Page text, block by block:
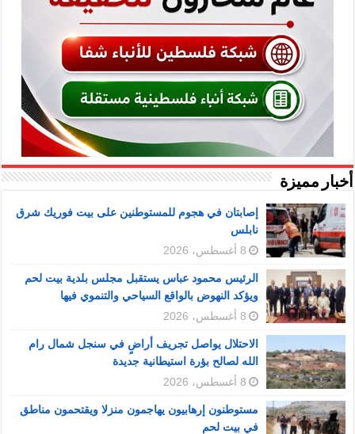
أخبار مميزة
إصابتان في هجوم للمستوطنين على بيت فوريك شرق
نابلس
8 أغسطس، 2026
الرئيس محمود عباس يستقبل مجلس بلدية بيت لحم
ويؤكد النهوض بالواقع السياحي والتنموي فيها
8 أغسطس، 2026
الاحتلال يواصل تجريف أراضٍ في سنجل شمال رام
الله لصالح بؤرة استيطانية جديدة
8 أغسطس، 2026
مستوطنون إرهابيون يهاجمون منزلا ويقتحمون مناطق
في بيت لحم